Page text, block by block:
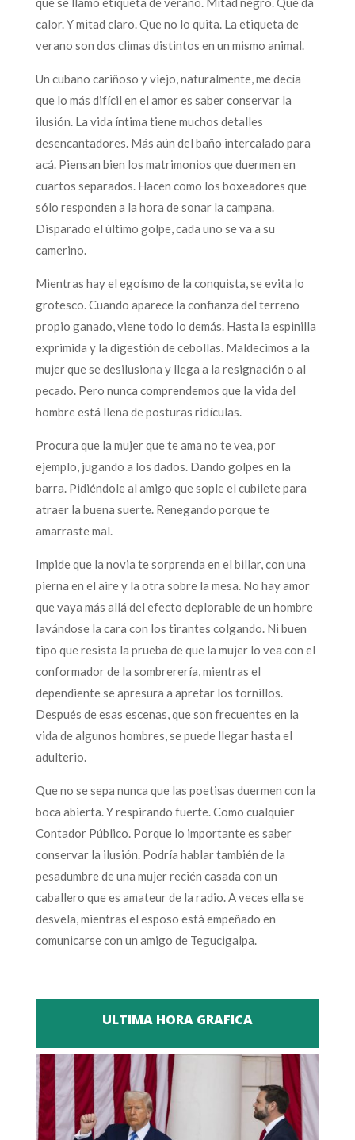
calor. Y mitad claro. Que no lo quita. La etiqueta de
verano son dos climas distintos en un mismo animal.
Un cubano cariñoso y viejo, naturalmente, me decía
que lo más difícil en el amor es saber conservar la
ilusión. La vida íntima tiene muchos detalles
desencantadores. Más aún del baño intercalado para
acá. Piensan bien los matrimonios que duermen en
cuartos separados. Hacen como los boxeadores que
sólo responden a la hora de sonar la campana.
Disparado el último golpe, cada uno se va a su
camerino.
Mientras hay el egoísmo de la conquista, se evita lo
grotesco. Cuando aparece la confianza del terreno
propio ganado, viene todo lo demás. Hasta la espinilla
exprimida y la digestión de cebollas. Maldecimos a la
mujer que se desilusiona y llega a la resignación o al
pecado. Pero nunca comprendemos que la vida del
hombre está llena de posturas ridículas.
Procura que la mujer que te ama no te vea, por
ejemplo, jugando a los dados. Dando golpes en la
barra. Pidiéndole al amigo que sople el cubilete para
atraer la buena suerte. Renegando porque te
amarraste mal.
Impide que la novia te sorprenda en el billar, con una
pierna en el aire y la otra sobre la mesa. No hay amor
que vaya más allá del efecto deplorable de un hombre
lavándose la cara con los tirantes colgando. Ni buen
tipo que resista la prueba de que la mujer lo vea con el
conformador de la sombrerería, mientras el
dependiente se apresura a apretar los tornillos.
Después de esas escenas, que son frecuentes en la
vida de algunos hombres, se puede llegar hasta el
adulterio.
Que no se sepa nunca que las poetisas duermen con la
boca abierta. Y respirando fuerte. Como cualquier
Contador Público. Porque lo importante es saber
conservar la ilusión. Podría hablar también de la
pesadumbre de una mujer recién casada con un
caballero que es amateur de la radio. A veces ella se
desvela, mientras el esposo está empeñado en
comunicarse con un amigo de Tegucigalpa.
ULTIMA HORA GRAFICA